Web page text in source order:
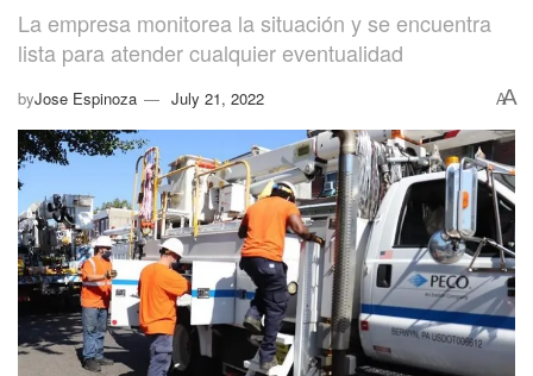
La empresa monitorea la situación y se encuentra
lista para atender cualquier eventualidad
byJose Espinoza July 21, 2022 AA